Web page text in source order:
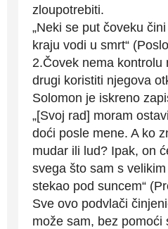
zloupotrebiti.
„Neki se put čoveku
kraju vodi u smrt“
2.Čovek nema kontrolu
drugi koristiti njegova
Solomon je iskreno
„[Svoj rad] moram
doći posle mene. A ko
mudar ili lud? Ipak, on
svega što sam s
stekao pod suncem“
Sve ovo podvlači
može sam, bez pomoći